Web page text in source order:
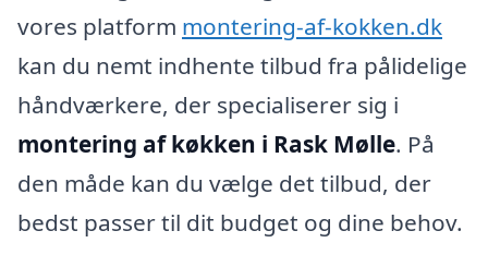
vores platform montering-af-kokken.dk
kan du nemt indhente tilbud fra pålidelige
håndværkere, der specialiserer sig i
montering af køkken i Rask Mølle. På
den måde kan du vælge det tilbud, der
bedst passer til dit budget og dine behov.